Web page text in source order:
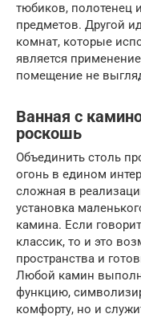
тюбиков, полотенец
предметов. Другой
комнат, которые
является
помещение не
Ванная с
роскошь
Объединить столь
огонь в едином
сложная в
установка
камина. Если
классик, то и это
пространства и
Любой камин
функцию,
комфорту, но и